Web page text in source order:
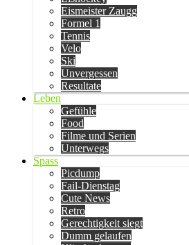
Eismeister Zaugg
Formel 1
Tennis
Velo
Ski
Unvergessen
Resultate
Leben
Gefühle
Food
Filme und Serien
Unterwegs
Spass
Picdump
Fail-Dienstag
Cute News
Retro
Gerechtigkeit siegt
Dumm gelaufen